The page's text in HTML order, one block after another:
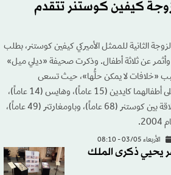
زوجة كيفين كوستنر تتقدم
الثانية للممثل الأميركي كيفين كوستنر، بطلب
بعد زواجٍ دامَ 18 عاماً وأثمر عن ثلاثة أطفال. وذكرت صحيفة «ديلي ميل»
«خلافات لا يمكن حلُّها»، حيث تسعى
باومغارتنر للحضانة المشتركة على أطفالهما كايدين (15 عاماً)، وهايس (14 عاماً)،
وغريس (12 عاماً). وكانت العلاقة بين كوستنر (68 عاماً)، وباومغارتنر (49 عاماً)،
الأربعاء 03/05 - 08:10
يحيي ذكرى الملك